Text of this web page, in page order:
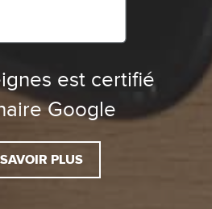
est certifié
Google
PLUS